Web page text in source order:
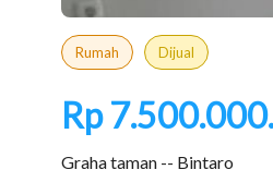
Rumah Dijual
Rp
Graha taman -- Bintaro